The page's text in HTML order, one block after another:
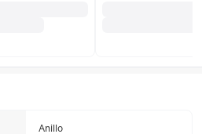
Anillo